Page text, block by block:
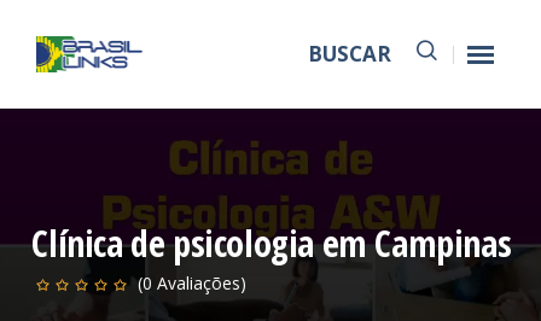
BUSCAR
Clínica de psicologia em Campinas
(0 Avaliações)